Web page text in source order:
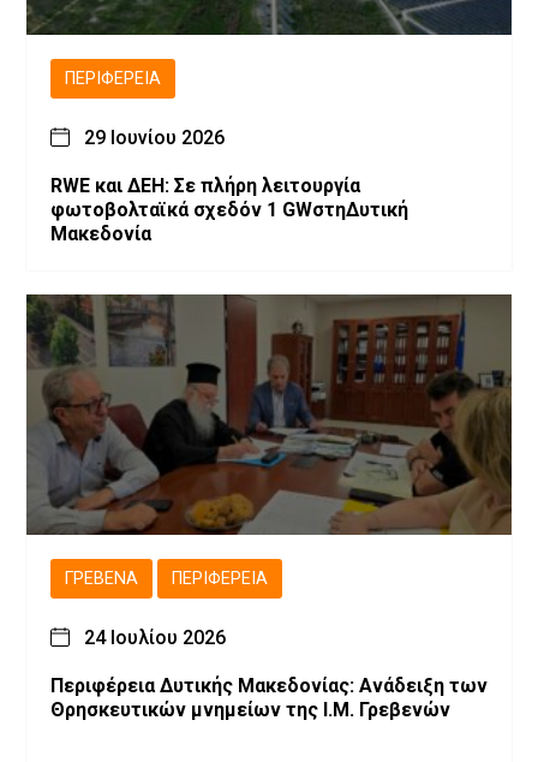
ΠΕΡΙΦΈΡΕΙΑ
29 Ιουνίου 2026
RWE και ΔΕΗ: Σε πλήρη λειτουργία
φωτοβολταϊκά σχεδόν 1 GWστηΔυτική
Μακεδονία
ΓΡΕΒΕΝΆ ΠΕΡΙΦΈΡΕΙΑ
24 Ιουλίου 2026
Περιφέρεια Δυτικής Μακεδονίας: Ανάδειξη των